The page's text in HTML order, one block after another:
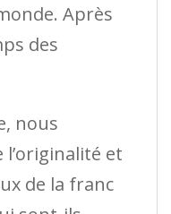
Après
des
nous
et
de la franc